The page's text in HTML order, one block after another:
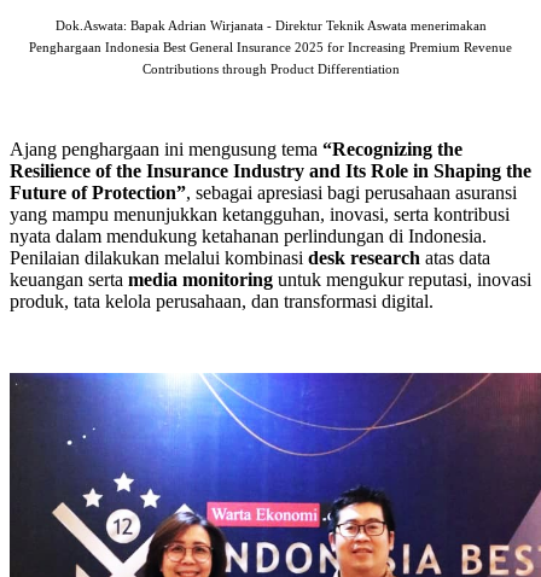
Dok.Aswata: Bapak Adrian Wirjanata - Direktur Teknik Aswata menerimakan
Penghargaan Indonesia Best General Insurance 2025 for Increasing Premium Revenue
Contributions through Product Differentiation
Ajang penghargaan ini mengusung tema “Recognizing the
Resilience of the Insurance Industry and Its Role in Shaping the
Future of Protection”, sebagai apresiasi bagi perusahaan asuransi
yang mampu menunjukkan ketangguhan, inovasi, serta kontribusi
nyata dalam mendukung ketahanan perlindungan di Indonesia.
Penilaian dilakukan melalui kombinasi desk research atas data
keuangan serta media monitoring untuk mengukur reputasi, inovasi
produk, tata kelola perusahaan, dan transformasi digital.